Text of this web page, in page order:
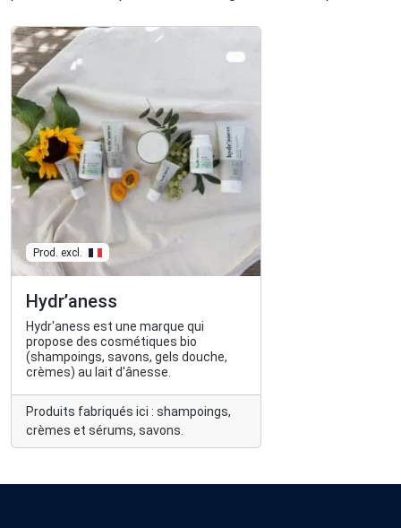
Prod. excl.
Hydr’aness
Hydr'aness est une marque qui
propose des cosmétiques bio
(shampoings, savons, gels douche,
crèmes) au lait d'ânesse.
Produits fabriqués ici : shampoings,
crèmes et sérums, savons.